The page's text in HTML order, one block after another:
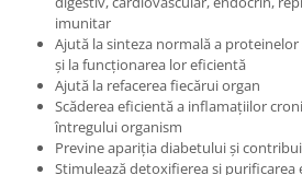
imunitar
Ajută la sinteza normală a
și la funcționarea lor eficientă
Ajută la refacerea fiecărui organ
Scăderea eficientă a inflamațiilor
întregului organism
Previne apariția diabetului și
Stimulează detoxifierea și